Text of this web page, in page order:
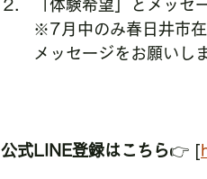
「体験希望」とメッセ
※7月中のみ春日井市
メッセージをお願いし
公式LINE登録はこちら👉 [